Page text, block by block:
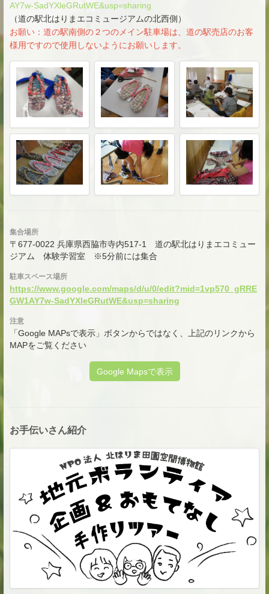
AY7w-SadYXleGRutWE&usp=sharing
（道の駅北はりまエコミュージアムの北西側）
お願い：道の駅南側の２つのメイン駐車場は、道の駅売店のお客
様用ですので使用しないようにお願いします。
集合場所
〒677-0022 兵庫県西脇市寺内517-1 道の駅北はりまエコミュー
ジアム 体験学習室 ※5分前には集合
駐車スペース場所
https://www.google.com/maps/d/u/0/edit?mid=1vp570_gRRE
GW1AY7w-SadYXleGRutWE&usp=sharing
注意
「Google MAPsで表示」ボタンからではなく、上記のリンクから
MAPをご覧ください
Google Mapsで表示
お手伝いさん紹介